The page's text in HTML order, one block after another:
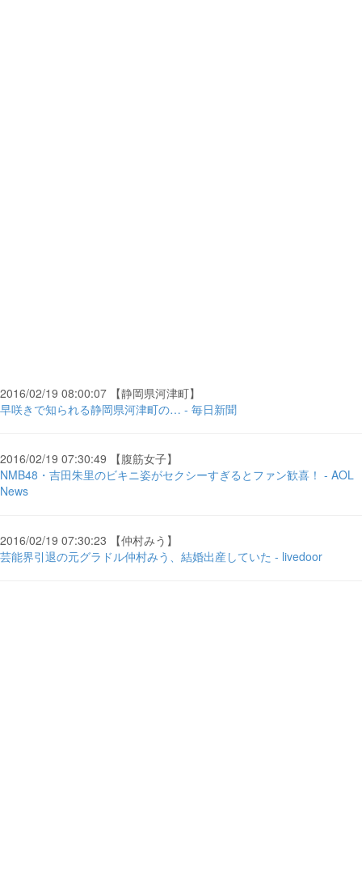
2016/02/19 08:00:07 【静岡県河津町】
早咲きで知られる静岡県河津町の… - 毎日新聞
2016/02/19 07:30:49 【腹筋女子】
NMB48・吉田朱里のビキニ姿がセクシーすぎるとファン歓喜！ - AOL
News
2016/02/19 07:30:23 【仲村みう】
芸能界引退の元グラドル仲村みう、結婚出産していた - livedoor